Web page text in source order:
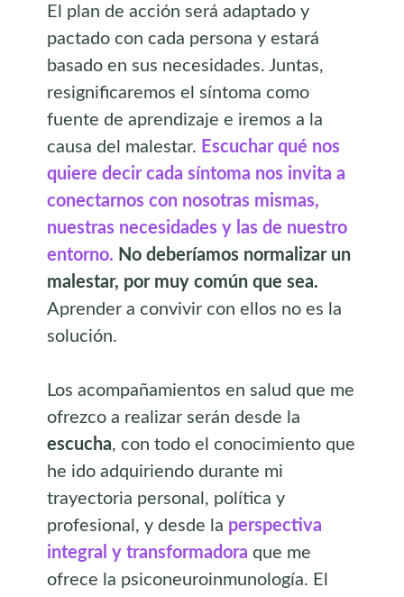
El plan de acción será adaptado y
pactado con cada persona y estará
basado en sus necesidades. Juntas,
resignificaremos el síntoma como
fuente de aprendizaje e iremos a la
causa del malestar. Escuchar qué nos
quiere decir cada síntoma nos invita a
conectarnos con nosotras mismas,
nuestras necesidades y las de nuestro
entorno. No deberíamos normalizar un
malestar, por muy común que sea.
Aprender a convivir con ellos no es la
solución.
Los acompañamientos en salud que me
ofrezco a realizar serán desde la
escucha, con todo el conocimiento que
he ido adquiriendo durante mi
trayectoria personal, política y
profesional, y desde la perspectiva
integral y transformadoraque me
ofrece la psiconeuroinmunología. El